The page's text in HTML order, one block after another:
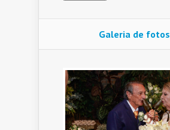
Galeria de fotos